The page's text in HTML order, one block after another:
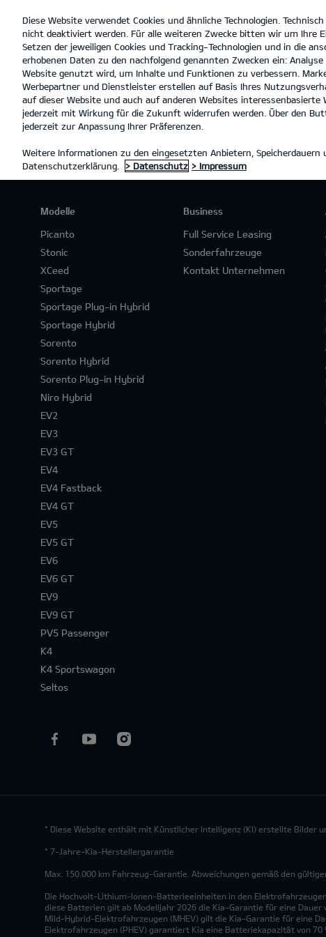
open
menu
PROBEFAHRT
Modelle
Picanto
Stonic
XCeed
Sportage
Sportage Plug-in Hybrid
Sportage Hybrid
Sorento
Sorento Hybrid
Sorento Plug-in Hybrid
Niro Hybrid
EV2
EV3
EV3 GT
EV4
EV4 Fastback
EV4 GT
EV5
EV5 GT
EV6
EV6 GT
EV9
EV9 GT
PV5 Passenger
K4
K4 Sportswagon
Seltos
Business
Full Service Leasing
Sonderfahrzeuge
Kontakt Unternehmen
* Diese Website enthält mit Künstlicher Intelligenz (KI) erstellte Bilder
* 7-Jahre-Kia-Herstellergarantie
Max. 150.000 km Fahrzeug-Garantie. Abweichungen gemäß den
Die Hochvolt-Lithium-Ionen-Batterieeinheiten in den
diese Batterien gilt ab Modelljahr 2026 die Kia-Garantie für eine
Mild-Hybrid-Elektrofahrzeugen (MHEV) gilt die Kia-Garantie für eine
Elektrofahrzeugen (PHEV) garantiert Kia eine Batteriekapazität von
Diese Website verwendet Cookies und ähnliche Technologien.
nicht deaktiviert werden. Für alle weiteren Zwecke bitten wir um Ihre
Setzen der jeweiligen Cookies und Tracking-Technologien und in die
erhobenen Daten zu den nachfolgend genannten Zwecken ein:
Website genutzt wird, um Inhalte und Funktionen zu verbessern.
Werbepartner und Dienstleister erstellen auf Basis Ihres
auf dieser Website und auch auf anderen Websites interessenbasierte
jederzeit mit Wirkung für die Zukunft widerrufen werden. Über den
jederzeit zur Anpassung Ihrer Präferenzen.
Weitere Informationen zu den eingesetzten Anbietern, Speicherdauern
Datenschutzerklärung.
> Datenschutz > Impressum